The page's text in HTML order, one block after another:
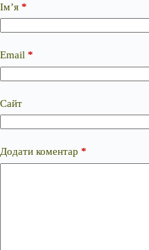
Ім’я *
Email *
Сайт
Додати коментар *